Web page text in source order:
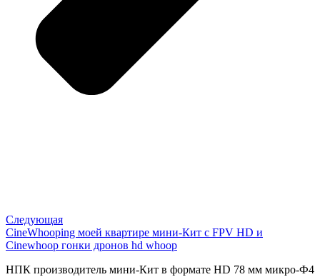
Следующая
CineWhooping моей квартире мини-Кит с FPV HD и
Cinewhoop гонки дронов hd whoop
НПК производитель мини-Кит в формате HD 78 мм микро-Ф4